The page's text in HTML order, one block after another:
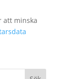
att minska